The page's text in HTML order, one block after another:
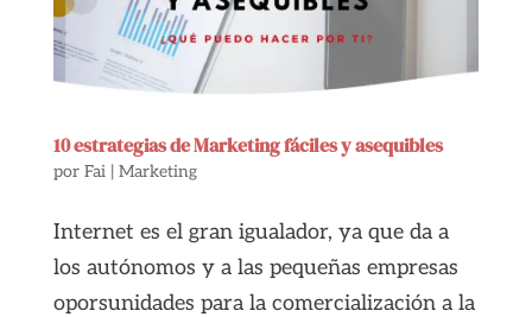
10 estrategias de Marketing fáciles y asequibles
por Fai| Marketing
Internet es el gran igualador, ya que da a
los autónomos y a las pequeñas empresas
oporsunidades para la comercialización a la